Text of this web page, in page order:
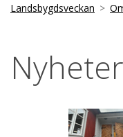
Landsbygdsveckan
Nyheter